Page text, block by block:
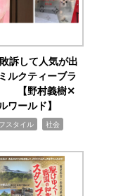
訴して人気が出
クティーブラ
【野村義樹✕
ワールド】
スタイル 社会